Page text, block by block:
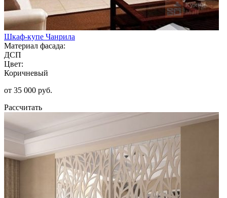
Шкаф-купе Чанрила
Материал фасада:
ДСП
Цвет:
Коричневый
от 35 000 руб.
Рассчитать